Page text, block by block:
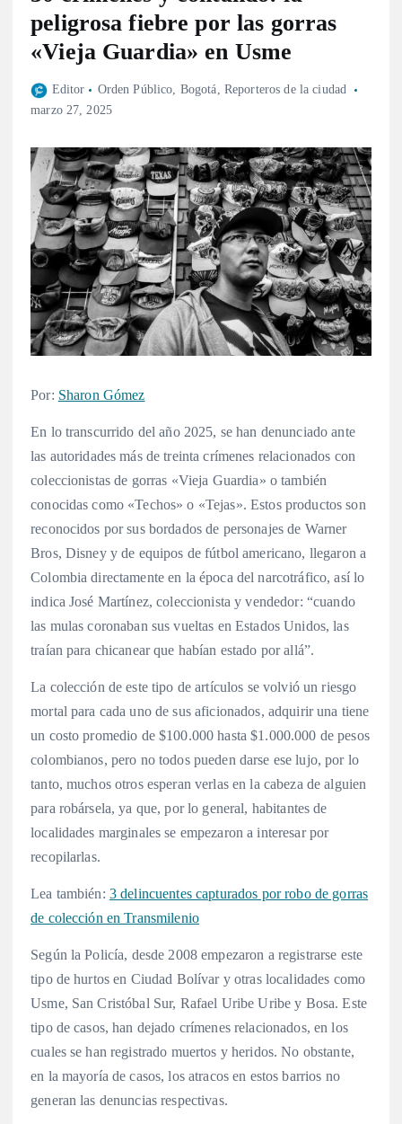
peligrosa fiebre por las gorras
«Vieja Guardia» en Usme
Editor Orden Público, Bogotá, Reporteros de la ciudad
marzo 27, 2025
Por: Sharon Gómez
En lo transcurrido del año 2025, se han denunciado ante
las autoridades más de treinta crímenes relacionados con
coleccionistas de gorras «Vieja Guardia» o también
conocidas como «Techos» o «Tejas». Estos productos son
reconocidos por sus bordados de personajes de Warner
Bros, Disney y de equipos de fútbol americano, llegaron a
Colombia directamente en la época del narcotráfico, así lo
indica José Martínez, coleccionista y vendedor: “cuando
las mulas coronaban sus vueltas en Estados Unidos, las
traían para chicanear que habían estado por allá”.
La colección de este tipo de artículos se volvió un riesgo
mortal para cada uno de sus aficionados, adquirir una tiene
un costo promedio de $100.000 hasta $1.000.000 de pesos
colombianos, pero no todos pueden darse ese lujo, por lo
tanto, muchos otros esperan verlas en la cabeza de alguien
para robársela, ya que, por lo general, habitantes de
localidades marginales se empezaron a interesar por
recopilarlas.
Lea también: 3 delincuentes capturados por robo de gorras
de colección en Transmilenio
Según la Policía, desde 2008 empezaron a registrarse este
tipo de hurtos en Ciudad Bolívar y otras localidades como
Usme, San Cristóbal Sur, Rafael Uribe Uribe y Bosa. Este
tipo de casos, han dejado crímenes relacionados, en los
cuales se han registrado muertos y heridos. No obstante,
en la mayoría de casos, los atracos en estos barrios no
generan las denuncias respectivas.